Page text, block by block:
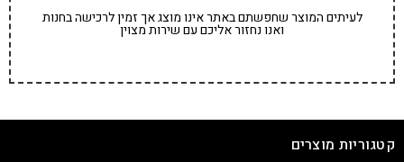
לעיתים המוצר שחפשתם באתר אינו מוצג אך זמין לרכישה בחנות
ואנו נחזור אליכם עם שירות מצוין
קטגוריות מוצרים